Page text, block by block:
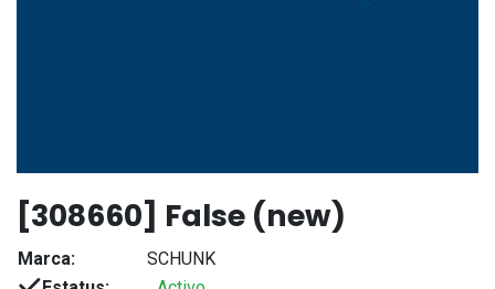
[308660] False (new)
Marca:
SCHUNK